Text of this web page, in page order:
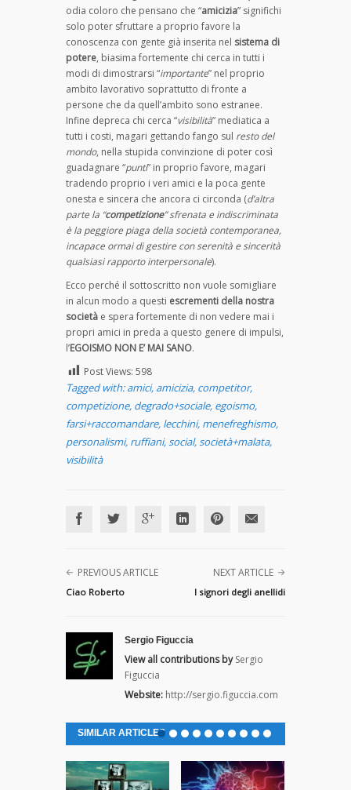
odia coloro che pensano che “amicizia” significhi
solo poter sfruttare a proprio favore la
conoscenza con gente già inserita nel sistema di
potere, biasima fortemente chi cerca in tutti i
modi di dimostrarsi “importante” nel proprio
ambito lavorativo soprattutto di fronte a
persone che da quell’ambito sono estranee.
Infine depreca chi cerca “visibilità” mediatica a
tutti i costi, magari gettando fango sul resto del
mondo, nella stupida convinzione di poter così
guadagnare “punti” in proprio favore, magari
tradendo proprio i veri amici e la poca gente
onesta e sincera che ancora ci circonda (d’altra
parte la “competizione” sfrenata e indiscriminata
è la peggiore piaga della società contemporanea,
incapace ormai di gestire con serenità e sincerità
qualsiasi rapporto interpersonale).
Ecco perché il sottoscritto non vuole somigliare
in alcun modo a questi escrementi della nostra
società e spera fortemente di non vedere mai i
propri amici in preda a questo genere di impulsi,
l’EGOISMO NON E’ MAI SANO.
Post Views: 598
Tagged with: amici, amicizia, competitor,
competizione, degrado+sociale, egoismo,
farsi+raccomandare, lecchini, menefreghismo,
personalismi, ruffiani,social,società+malata,
visibilità
PREVIOUS ARTICLE
Ciao Roberto
NEXT ARTICLE
I signori degli anellidi
Sergio Figuccia
View all contributions by Sergio
Figuccia
Website: http://sergio.figuccia.com
SIMILAR ARTICLES